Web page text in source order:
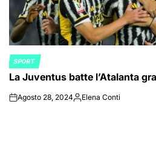
POSTED
IN
SPORT
La Juventus batte l’Atalanta
onAgosto 28, 2024Posted
Elena Conti